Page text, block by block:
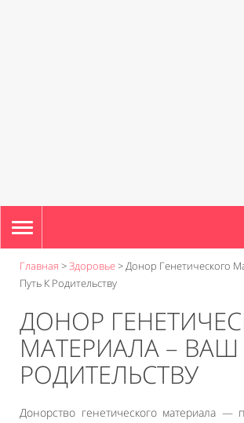
TOGGLE
NAVIGATION
Главная >Здоровье>Донор Генетического
Путь К Родительству
ДОНОР
МАТЕРИАЛА – ВАШ
РОДИТЕЛЬСТВУ
Донорство генетического материала —